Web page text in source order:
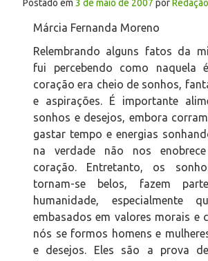
Postado em 3 de maio de 2007 porRedação
Márcia Fernanda Moreno
Relembrando alguns fatos da
fui percebendo como naquela
coração era cheio de sonhos,
e aspirações. É importante
sonhos e desejos, embora
gastar tempo e energias
na verdade não nos
coração. Entretanto, os
tornam-se belos, fazem
humanidade, especialmente
embasados em valores morais e
nós se formos homens e
e desejos. Eles são a prova